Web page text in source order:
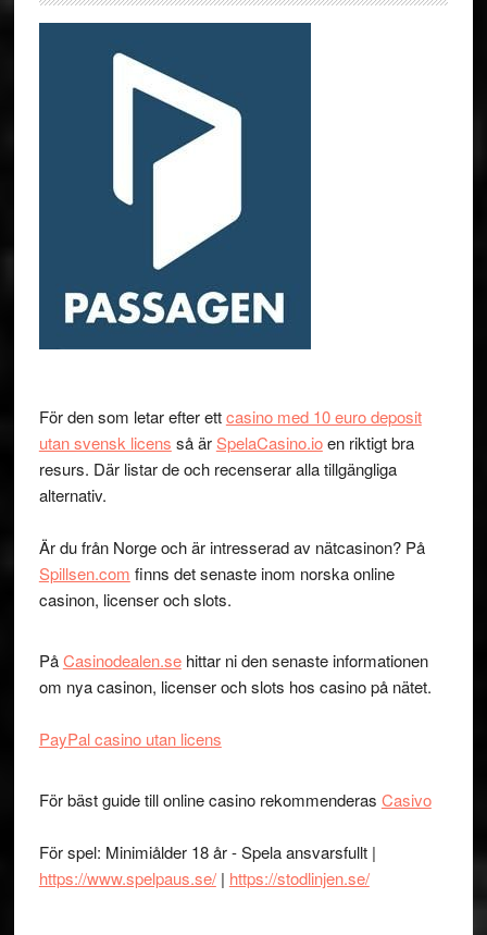
För den som letar efter ettcasino med 10 euro deposit
utan svensk licens så ärSpelaCasino.ioen riktigt bra
resurs. Där listar de och recenserar alla tillgängliga
alternativ.
Är du från Norge och är intresserad av nätcasinon? På
Spillsen.com finns det senaste inom norska online
casinon, licenser och slots.
PåCasinodealen.sehittar ni den senaste informationen
om nya casinon, licenser och slots hos casino på nätet.
PayPal casino utan licens
För bäst guide till online casino rekommenderas Casivo
För spel: Minimiålder 18 år - Spela ansvarsfullt |
https://www.spelpaus.se/| https://stodlinjen.se/